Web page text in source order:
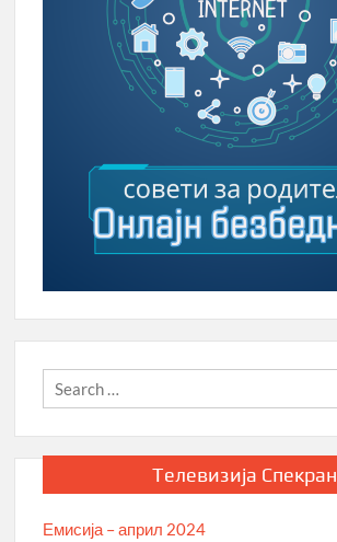
Телевизија Спекран
Емисија – април 2024